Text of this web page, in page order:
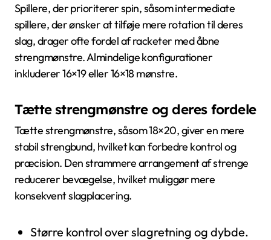
Spillere, der prioriterer spin, såsom intermediate
spillere, der ønsker at tilføje mere rotation til deres
slag, drager ofte fordel af racketer med åbne
strengmønstre. Almindelige konfigurationer
inkluderer 16×19 eller 16×18 mønstre.
Tætte strengmønstre og deres fordele
Tætte strengmønstre, såsom 18×20, giver en mere
stabil strengbund, hvilket kan forbedre kontrol og
præcision. Den strammere arrangement af strenge
reducerer bevægelse, hvilket muliggør mere
konsekvent slagplacering.
Større kontrol over slagretning og dybde.